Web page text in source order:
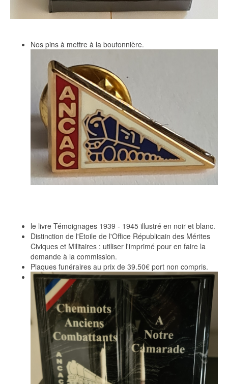
Nos pins à mettre à la boutonnière.
le livre Témoignages 1939 - 1945 illustré en noir et blanc.
Distinction de l'Etoile de l'Office Républicain des Mérites
Civiques et Militaires : utiliser l'imprimé pour en faire la
demande à la commission.
Plaques funéraires au prix de 39.50€ port non compris.